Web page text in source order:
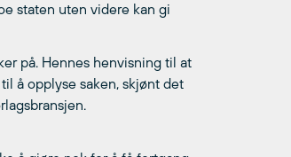
staten uten videre kan gi
på. Hennes henvisning til at
å opplyse saken, skjønt det